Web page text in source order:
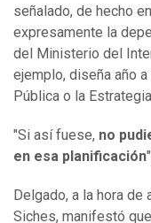
señalado, de hecho
expresamente la
del Ministerio del
ejemplo, diseña año
Pública o la
"Si así fuese, no
en esa planificación
Delgado, a la hora
Siches, manifestó